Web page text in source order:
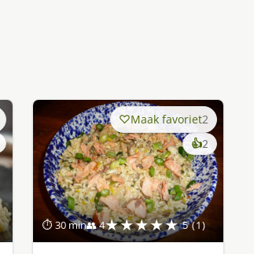
⏱ 30 min👥 4★★★★★ 5 (1)
Maak favoriet2
👍2keer
lekker
gevonden